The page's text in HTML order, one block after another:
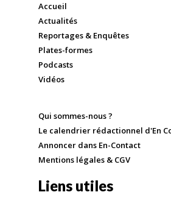
Accueil
Actualités
Reportages & Enquêtes
Plates-formes
Podcasts
Vidéos
Qui sommes-nous ?
Le calendrier rédactionnel d'En
Annoncer dans En-Contact
Mentions légales & CGV
Liens utiles